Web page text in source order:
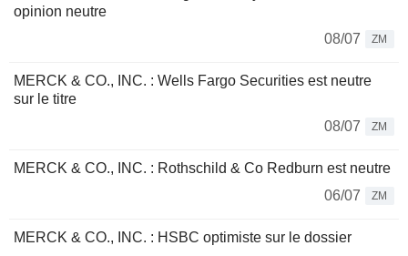
opinion neutre
08/07
ZM
MERCK & CO., INC. : Wells Fargo Securities est neutre
sur le titre
08/07
ZM
MERCK & CO., INC. : Rothschild & Co Redburn est neutre
06/07
ZM
MERCK & CO., INC. : HSBC optimiste sur le dossier